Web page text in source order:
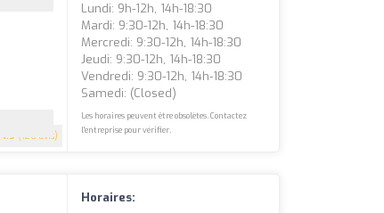
4.9 (126 avis)
Lundi: 9h-12h, 14h-18:30
Mardi: 9:30-12h, 14h-18:30
Mercredi: 9:30-12h, 14h-18:30
Jeudi: 9:30-12h, 14h-18:30
Vendredi: 9:30-12h, 14h-18:30
Samedi: (closed)
Les horaires peuvent être obsolètes. Contactez
l'entreprise pour vérifier.
Horaires: